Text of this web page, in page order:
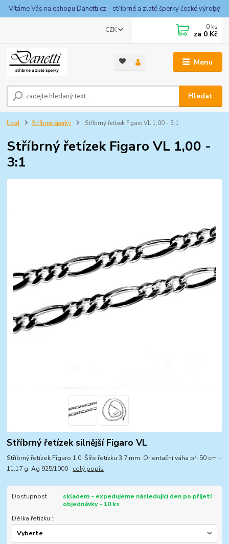
Vítáme Vás na eshopu Danetti.cz - stříbrné a zlaté šperky české výroby
Menu
CZK
Hledat
0 ks
za 0 Kč
Úvod Stříbrné šperky Stříbrný řetízek Figaro VL 1,00 - 3:1
Stříbrný řetízek Figaro VL 1,00 -
3:1
Stříbrný řetízek silnější Figaro VL
Stříbrný řetízek Figaro 1,0. Šíře řetízku 3,7 mm. Orientační váha při 50 cm -
11,17 g. Ag 925/1000 celý popis
Dostupnost
skladem - expedujeme následující den po přijetí
objednávky - 10 ks
Délka řetízku :